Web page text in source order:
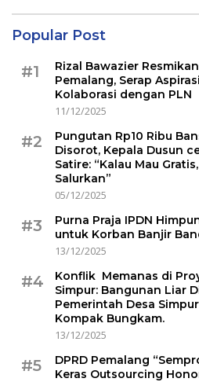
Popular Post
#1
Rizal Bawazier
Pemalang, Serap
Kolaborasi dengan PLN
11/12/2025
#2
Pungutan Rp10 Ribu
Disorot, Kepala Dusun
Satire: “Kalau Mau
Salurkan”
05/12/2025
#3
Purna Praja IPDN
untuk Korban Banjir
13/12/2025
#4
Konflik Memanas di
Simpur: Bangunan Liar
Pemerintah Desa
Kompak Bungkam.
13/12/2025
#5
DPRD Pemalang
Keras Outsourcing